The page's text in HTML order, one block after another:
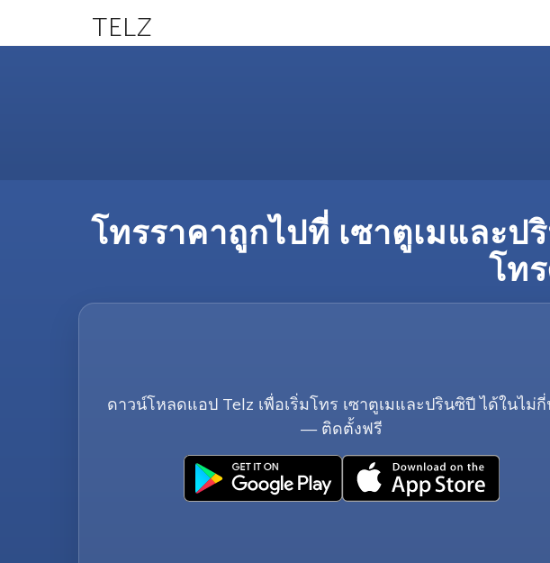
TELZ
โทรราคาถูกไปที่ เซาตูเมและ
โท
ดาวน์โหลดแอป Telz เพื่อเริ่มโทร เซาตูเมและปรินซิปี ได้ในไม่
— ติดตั้งฟรี